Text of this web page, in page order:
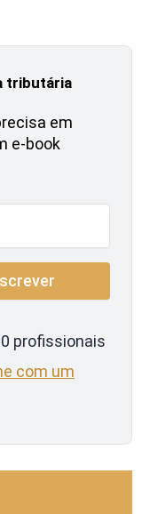
tributária
em
e-book
profissionais
com um